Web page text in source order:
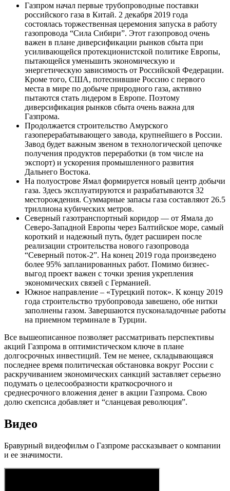
Газпром начал первые трубопроводные поставки
российского газа в Китай. 2 декабря 2019 года
состоялась торжественная церемония запуска в работу
газопровода “Сила Сибири”. Этот газопровод очень
важен в плане диверсификации рынков сбыта при
усиливающейся протекционистской политике Европы,
пытающейся уменьшить экономическую и
энергетическую зависимость от Российской Федерации.
Кроме того, США, потеснившие Россию с первого
места в мире по добыче природного газа, активно
пытаются стать лидером в Европе. Поэтому
диверсификация рынков сбыта очень важна для
Газпрома.
Продолжается строительство Амурского
газоперерабатывающего завода, крупнейшего в России.
Завод будет важным звеном в технологической цепочке
получения продуктов переработки (в том числе на
экспорт) и ускорения промышленного развития
Дальнего Востока.
На полуострове Ямал формируется новый центр добычи
газа. Здесь эксплуатируются и разрабатываются 32
месторождения. Суммарные запасы газа составляют 26.5
триллиона кубических метров.
Северный газотранспортный коридор — от Ямала до
Северо-Западной Европы через Балтийское море, самый
короткий и надежный путь, будет расширен после
реализации строительства нового газопровода
“Северный поток-2”. На конец 2019 года произведено
более 95% запланированных работ. Помимо бизнес-
выгод проект важен с точки зрения укрепления
экономических связей с Германией.
Южное направление – «Турецкий поток». К концу 2019
года строительство трубопровода завешено, обе нитки
заполнены газом. Завершаются пусконаладочные работы
на приемном терминале в Турции.
Все вышеописанное позволяет рассматривать перспективы
акций Газпрома в оптимистическом ключе в плане
долгосрочных инвестиций. Тем не менее, складывающаяся
последнее время политическая обстановка вокруг России с
раскручиванием экономических санкций заставляет серьезно
подумать о целесообразности краткосрочного и
среднесрочного вложения денег в акции Газпрома. Свою
долю скепсиса добавляет и “сланцевая революция”.
Видео
Бравурный видеофильм о Газпроме рассказывает о компании
и ее значимости.